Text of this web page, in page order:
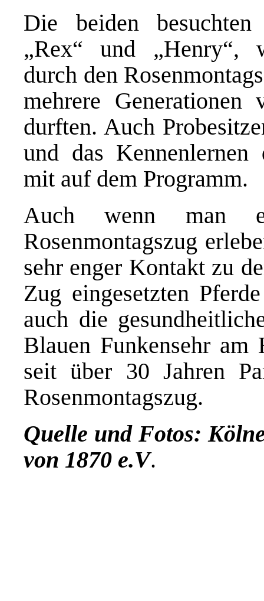
Die beiden
„Rex“ und „Henry“,
durch den
mehrere Generationen
durften. Auch
und das Kennenlernen
mit auf dem Programm.
Auch wenn man
Rosenmontagszug
sehr enger Kontakt zu
Zug eingesetzten
auch die
Blauen Funkensehr
seit über 30 Jahren
Rosenmontagszug.
Quelle und Fotos:
von 1870 e.V.